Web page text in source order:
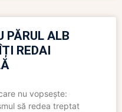
PĂRUL ALB
REDAI
nu vopsește:
să redea treptat